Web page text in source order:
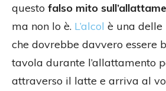
questo falso mito
ma non lo è. L’alcol è una delle
che dovrebbe davvero essere
tavola durante l’allattamento
attraverso il latte e arriva al